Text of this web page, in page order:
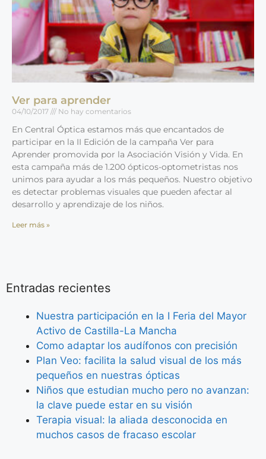
Ver para aprender
04/10/2017 No hay comentarios
En Central Óptica estamos más que encantados de
participar en la II Edición de la campaña Ver para
Aprender promovida por la Asociación Visión y Vida. En
esta campaña más de 1.200 ópticos-optometristas nos
unimos para ayudar a los más pequeños. Nuestro objetivo
es detectar problemas visuales que pueden afectar al
desarrollo y aprendizaje de los niños.
Leer más »
Entradas recientes
Nuestra participación en la I Feria del Mayor
Activo de Castilla-La Mancha
Como adaptar los audífonos con precisión
Plan Veo: facilita la salud visual de los más
pequeños en nuestras ópticas
Niños que estudian mucho pero no avanzan:
la clave puede estar en su visión
Terapia visual: la aliada desconocida en
muchos casos de fracaso escolar